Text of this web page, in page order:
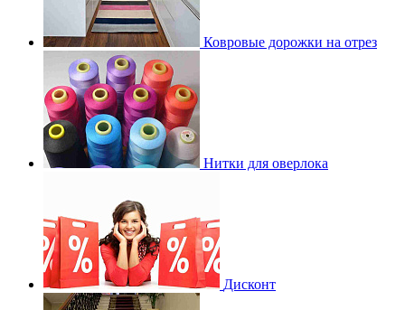
Ковровые дорожки на отрез
Нитки для оверлока
Дисконт